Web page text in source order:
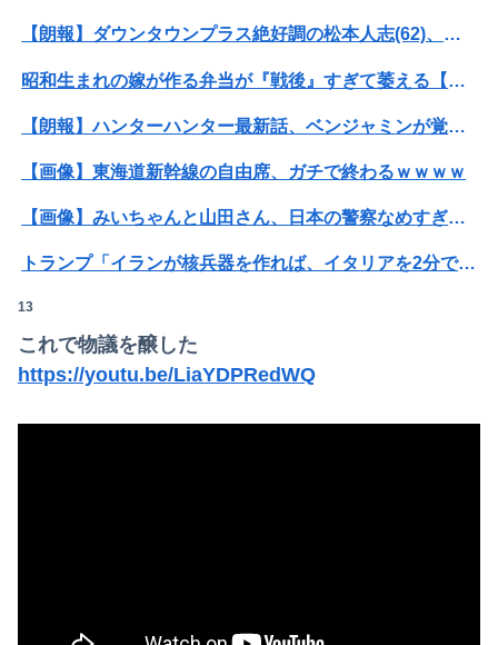
【朗報】ダウンタウンプラス絶好調の松本人志(62)、見た目がいまだにめっちゃ若々しいｗｗｗｗｗｗｗｗｗｗｗｗｗｗｗｗｗｗｗｗｗ（画像あり）
昭和生まれの嫁が作る弁当が『戦後』すぎて萎える【画像あり】
【朗報】ハンターハンター最新話、ベンジャミンが覚醒して主人公になるwwwwwwwwwww
【画像】東海道新幹線の自由席、ガチで終わるｗｗｗｗ
【画像】みいちゃんと山田さん、日本の警察なめすぎで炎上ｗｗｗｗwｗｗｗｗｗｗｗｗｗ
トランプ「イランが核兵器を作れば、イタリアを2分で消滅させる」メローニ「核を持っている国で実際に使ったアホはアメリカだけｗ」
13
これで物議を醸した
https://youtu.be/LiaYDPRedWQ